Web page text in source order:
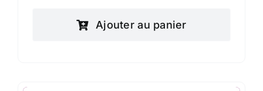
Ajouter au panier